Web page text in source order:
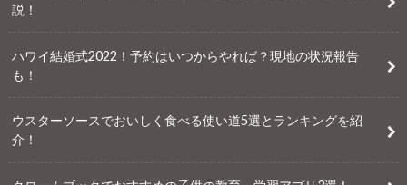
説！
ハワイ結婚式2022！予約はいつからやれば？現地の状況報告
も！
ウスターソースでおいしく食べる使い道5選とランキングを紹
介！